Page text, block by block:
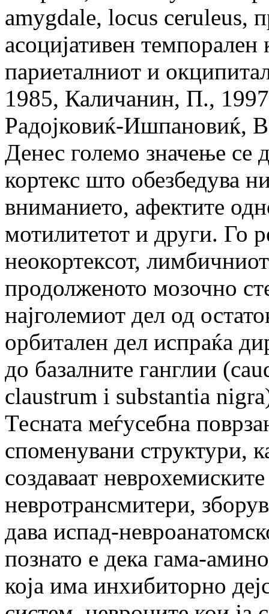
amygdale, locus ceruleus,
асоцијативен темпорален
париеталниот и
1985, Каличанин, П.,
Радојковиќ-Ишпановиќ,
Денес големо значење се
кортекс што обезбедува
вниманието, афектите
мотилитетот и други. Го
неокортексот,
продолженото мозочно
најголемиот дел од
орбитален дел испраќа
до базалните ганглии
claustrum i substantia
Тесната меѓусебна
споменувани структури,
создаваат
невротрансмитери,
дава испад-
познато е дека гама-
која има инхибиторно